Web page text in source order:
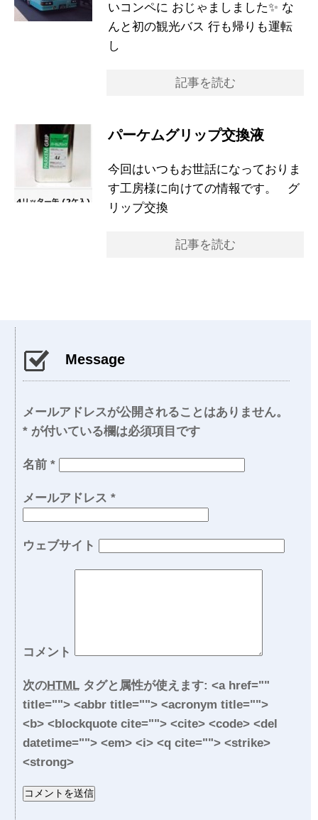
いコンペに おじゃましました✨ な
んと初の観光バス 行も帰りも運転
し
記事を読む
パーケムグリップ交換液
今回はいつもお世話になっておりま
す工房様に向けての情報です。 グ
リップ交換
記事を読む
Message
メールアドレスが公開されることはありません。
* が付いている欄は必須項目です
名前 *
メールアドレス *
ウェブサイト
コメント
次のHTML タグと属性が使えます: <a href=""
title=""> <abbr title=""> <acronym title="">
<b> <blockquote cite=""> <cite> <code> <del
datetime=""> <em> <i> <q cite=""> <strike>
<strong>